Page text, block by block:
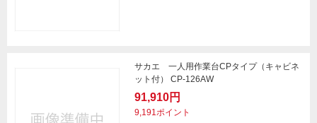
サカエ 一人用作業台CPタイプ（キャビネ
ット付） CP-126AW
91,910円
9,191ポイント